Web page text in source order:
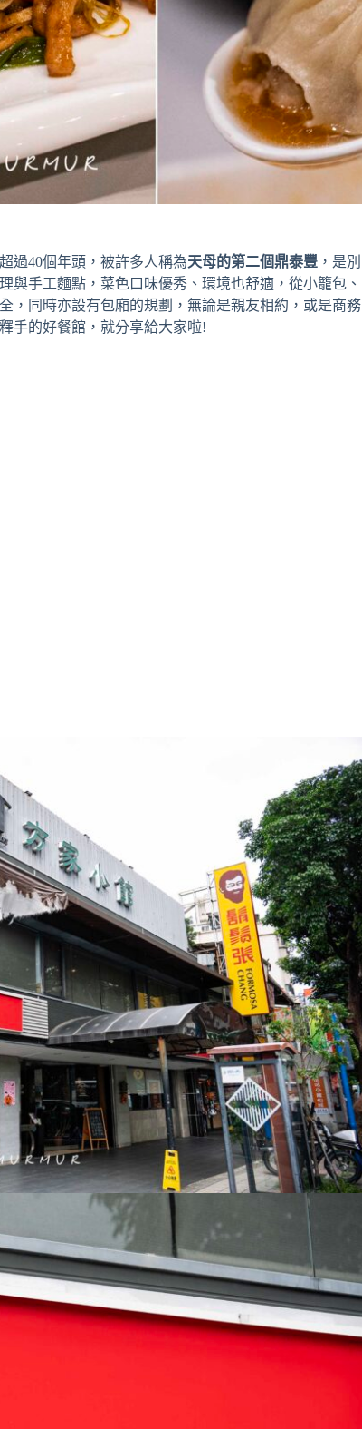
過40個年頭，被許多人稱為天母的第二個鼎泰豐 ，是別
與手工麵點，菜色口味優秀、環境也舒適，從小籠包、
，同時亦設有包廂的規劃，無論是親友相約，或是商務
手的好餐館，就分享給大家啦!